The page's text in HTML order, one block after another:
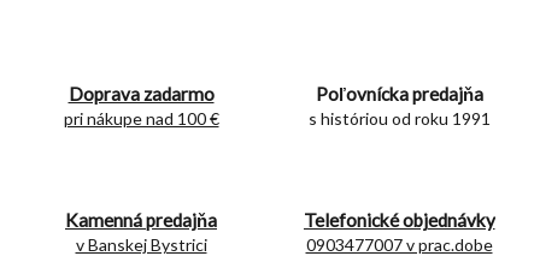
Doprava zadarmo
pri nákupe nad 100 €
Poľovnícka predajňa
s históriou od roku 1991
Kamenná predajňa
v Banskej Bystrici
Telefonické objednávky
0903477007 v prac.dobe